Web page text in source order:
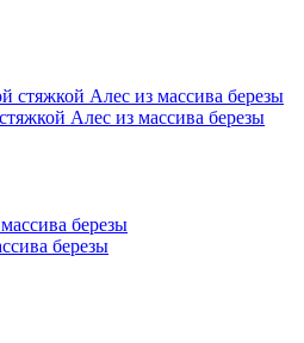
Алес из массива березы
березы